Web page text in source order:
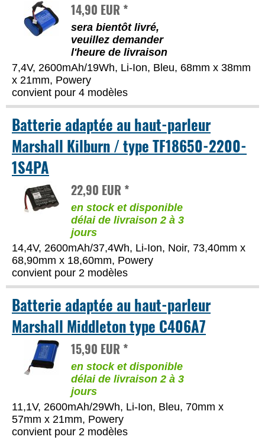
14,90 EUR *
sera bientôt livré,
veuillez demander
l'heure de livraison
7,4V, 2600mAh/19Wh, Li-Ion, Bleu, 68mm x 38mm
x 21mm, Powery
convient pour 4 modèles
Batterie adaptée au haut-parleur
Marshall Kilburn / type TF18650-2200-
1S4PA
22,90 EUR *
en stock et disponible
délai de livraison 2 à 3
jours
14,4V, 2600mAh/37,4Wh, Li-Ion, Noir, 73,40mm x
68,90mm x 18,60mm, Powery
convient pour 2 modèles
Batterie adaptée au haut-parleur
Marshall Middleton type C406A7
15,90 EUR *
en stock et disponible
délai de livraison 2 à 3
jours
11,1V, 2600mAh/29Wh, Li-Ion, Bleu, 70mm x
57mm x 21mm, Powery
convient pour 2 modèles